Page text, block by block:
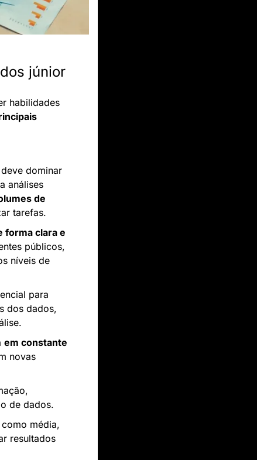
júnior
habilidades
dominar
análises
de
tarefas.
forma clara e
públicos,
níveis de
para
dos dados,
em constante
novas
de dados.
média,
resultados